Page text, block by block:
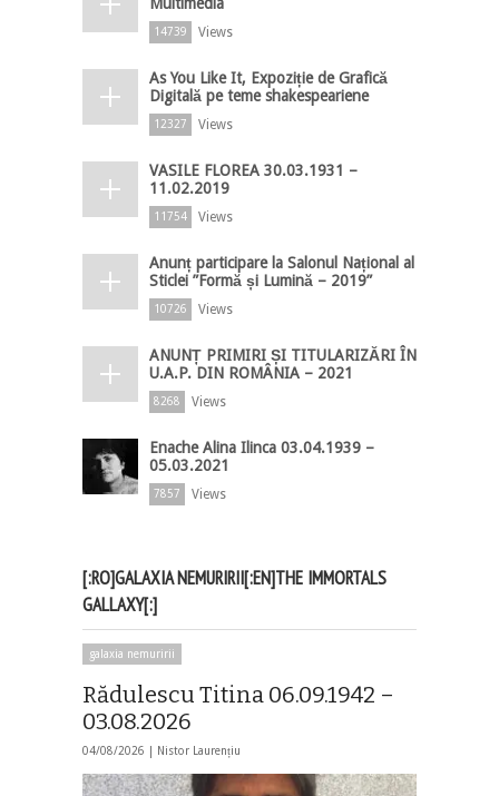
14739 Views
As You Like It, Expoziție de Grafică
Digitală pe teme shakespeariene
12327 Views
VASILE FLOREA 30.03.1931 –
11.02.2019
11754 Views
Anunț participare la Salonul Național al
Sticlei ”Formă și Lumină – 2019”
10726 Views
ANUNȚ PRIMIRI ȘI TITULARIZĂRI ÎN
U.A.P. DIN ROMÂNIA – 2021
8268 Views
Enache Alina Ilinca 03.04.1939 –
05.03.2021
7857 Views
[:RO]GALAXIA NEMURIRII[:EN]THE IMMORTALS
GALLAXY[:]
galaxia nemuririi
Rădulescu Titina 06.09.1942 –
03.08.2026
04/08/2026 | Nistor Laurențiu